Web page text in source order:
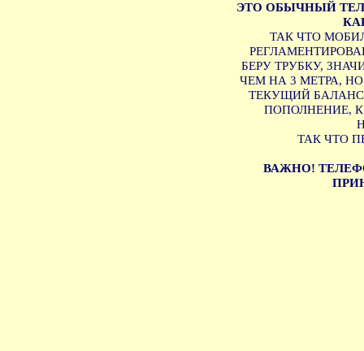
ЭТО ОБЫЧНЫЙ
ТАК ЧТО
БЕРУ ТРУБКУ,
ЧЕМ НА 3 МЕТРА,
ТЕКУЩИЙ
ПОПОЛНЕНИЕ,
ТАК ЧТО
ВАЖНО!